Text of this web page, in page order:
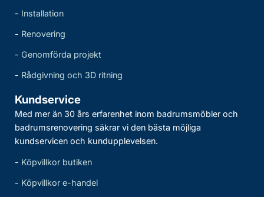
- Installation
- Renovering
- Genomförda projekt
- Rådgivning och 3D ritning
Kundservice
Med mer än 30 års erfarenhet inom badrumsmöbler och
badrumsrenovering säkrar vi den bästa möjliga
kundservicen och kundupplevelsen.
- Köpvillkor butiken
- Köpvillkor e-handel